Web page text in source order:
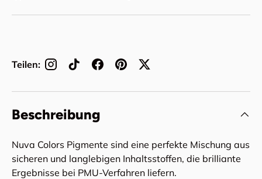
Teilen:
Beschreibung
Nuva Colors Pigmente sind eine perfekte Mischung aus
sicheren und langlebigen Inhaltsstoffen, die brilliante
Ergebnisse bei PMU-Verfahren liefern.